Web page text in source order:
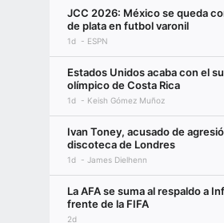
JCC 2026: México se queda
de plata en futbol varonil
1d ESPN
Estados Unidos acaba con el
olímpico de Costa Rica
1d Keish Gómez Muñoz
Ivan Toney, acusado de
discoteca de Londres
1d James Dielhenn
La AFA se suma al respaldo a
frente de la FIFA
2d